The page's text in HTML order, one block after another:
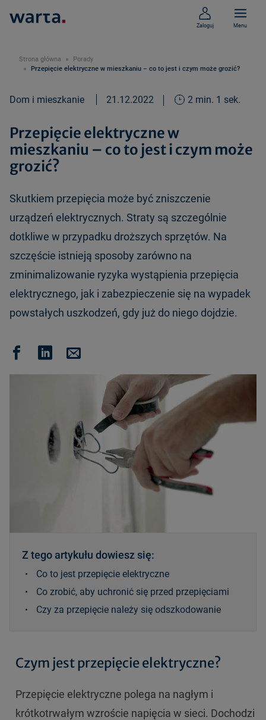
Zaloguj Menu
Strona główna
Porady
Przepięcie elektryczne w mieszkaniu – co to jest i czym może grozić?
Dom i mieszkanie 21.12.2022 2 min. 1 sek.
Przepięcie elektryczne w
mieszkaniu – co to jest i czym może
grozić?
Skutkiem przepięcia może być zniszczenie
urządzeń elektrycznych. Straty są szczególnie
dotkliwe w przypadku droższych sprzętów. Na
szczęście istnieją sposoby zarówno na
zminimalizowanie ryzyka wystąpienia przepięcia
elektrycznego, jak i zabezpieczenie się na wypadek
powstałych uszkodzeń, gdy już do niego dojdzie.
Z tego artykułu dowiesz się:
Co to jest przepięcie elektryczne
Co zrobić, aby uchronić się przed przepięciami
Czy za przepięcie należy się odszkodowanie
Czym jest przepięcie elektryczne?
Przepięcie elektryczne polega na nagłym i
krótkotrwałym wzroście napięcia w sieci. Dochodzi